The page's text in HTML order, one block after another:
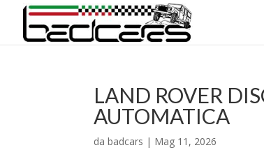
LAND ROVER
AUTOMATICA
dabadcars | Mag 11, 2026